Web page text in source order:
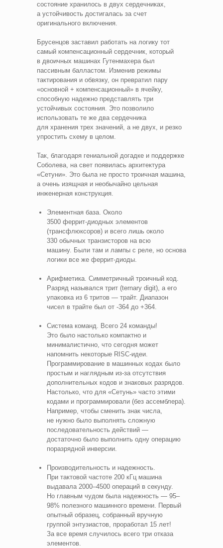
состояние хранилось в двух сердечниках,
а устойчивость достигалась за счет
оригинального включения.
Брусенцов заставил работать на логику тот
самый компенсационный сердечник, который
в двоичных машинах Гутенмахера был
пассивным балластом. Изменив режимы
тактирования и обвязку, он превратил пару
«основной + компенсационный» в ячейку,
способную надежно представлять три
устойчивых состояния. Это позволило
использовать те же два сердечника
для хранения трех значений, а не двух, и резко
упростить схему в целом.
Так, благодаря гениальной догадке и поддержке
Соболева, на свет появилась архитектура
«Сетуни». Это была не просто троичная машина,
а очень изящная и необычайно цельная
инженерная конструкция.
Элементная база. Около
3500 феррит‑диодных элементов
(трансфлюксоров) и всего лишь около
330 обычных транзисторов на всю
машину. Были там и лампы с реле, но основа
логики все же феррит‑диоды.
Арифметика. Симметричный троичный код.
Разряд назывался трит (ternary digit), а его
упаковка из 6 тритов — трайт. Диапазон
чисел в трайте был от -364 до +364.
Система команд. Всего 24 команды!
Это было настолько компактно и
минималистично, что сегодня может
напомнить некоторые RISC‑идеи.
Программирование в машинных кодах было
простым и наглядным из‑за отсутствия
дополнительных кодов и знаковых разрядов.
Настолько, что для «Сетунь» часто этими
кодами и программировали (без ассемблера).
Например, чтобы сменить знак числа,
не нужно было выполнять сложную
последовательность действий —
достаточно было выполнить одну операцию
поразрядной инверсии.
Производительность и надежность.
При тактовой частоте 200 кГц машина
выдавала 2000–4500 операций в секунду.
Но главным чудом была надежность — 95–
98% полезного машинного времени. Первый
опытный образец, собранный вручную
группой энтузиастов, проработал 15 лет!
За все время случилось всего три отказа
элементов.